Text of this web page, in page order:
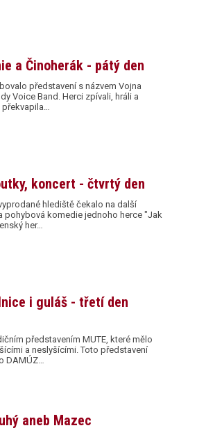
a Činoherák - pátý den
představení s názvem Vojna
Voice Band. Herci zpívali, hráli a
překvapila…
koncert - čtvrtý den
hlediště čekalo na další
pohybová komedie jednoho herce "Jak
her…
i guláš - třetí den
představením MUTE, které mělo
a neslyšícími. Toto představení
DAMÚZ…
aneb Mazec